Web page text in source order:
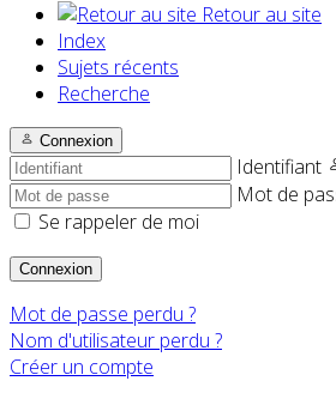
Retour au site
Index
Sujets récents
Recherche
Connexion
Identifiant
Mot de
Se rappeler de moi
Connexion
Mot de passe perdu ?
Nom d'utilisateur perdu ?
Créer un compte